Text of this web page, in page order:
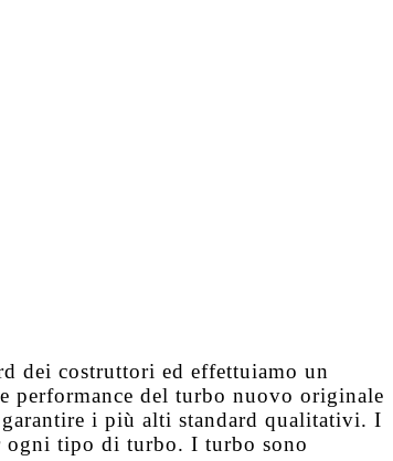
dei costruttori ed effettuiamo un
performance del turbo nuovo originale
i più alti standard qualitativi. I
ogni tipo di turbo. I turbo sono